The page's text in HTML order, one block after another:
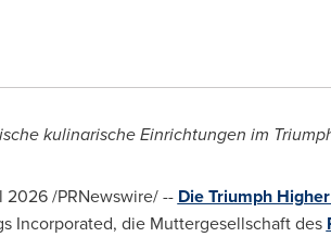
kulinarische Einrichtungen im
2026/PRNewswire/ -- Die Triumph
Incorporated, die Muttergesellschaft des